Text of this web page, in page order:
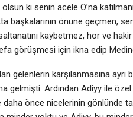
ki senin acele O’na
başkalarının önüne geçmen,
kaybetmez, hor ve
görüşmesi için ikna edip
gelenlerin karşılanmasına ayrı
gelmişti. Ardından Adiyy ile
önce nicelerinin gönlünde